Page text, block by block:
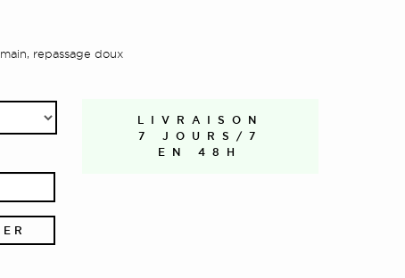
repassage doux
LIVRAISON
7 JOURS/7
EN 48H